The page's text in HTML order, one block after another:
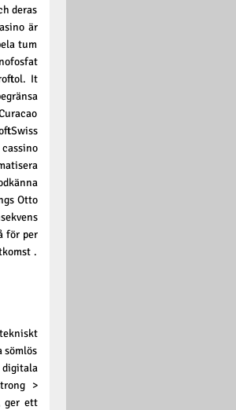
deras
är
tum
It
Otto
för per
​​.
sömlös
>
ger ett